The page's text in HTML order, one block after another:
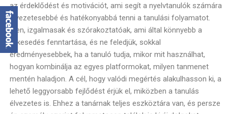
az érdeklődést és motivációt, ami segít a nyelvtanulók számára
élvezetesebbé és hatékonyabbá tenni a tanulási folyamatot.
Igen, izgalmasak és szórakoztatóak, ami által könnyebb a
lelkesedés fenntartása, és ne feledjük, sokkal
eredményesebbek, ha a tanuló tudja, mikor mit használhat,
hogyan kombinálja az egyes platformokat, milyen tanmenet
mentén haladjon. A cél, hogy valódi megértés alakulhasson ki, a
lehető leggyorsabb fejlődést érjük el, miközben a tanulás
élvezetes is. Ehhez a tanárnak teljes eszköztára van, és persze